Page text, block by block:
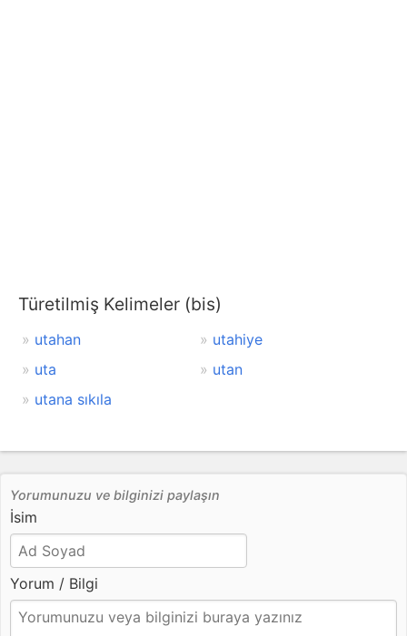
Türetilmiş Kelimeler (bis)
utahan
utahiye
uta
utan
utana sıkıla
Yorumunuzu ve bilginizi paylaşın
İsim
Yorum / Bilgi